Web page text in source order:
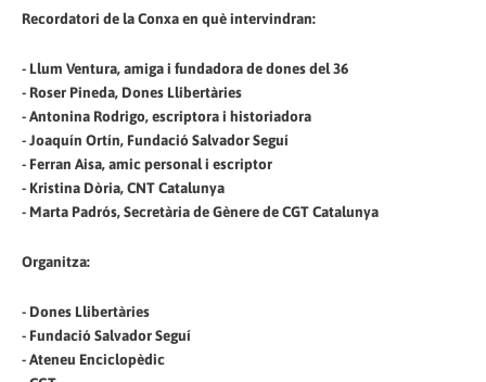
Recordatori de la Conxa en què intervindran:
- Llum Ventura, amiga i fundadora de dones del 36
- Roser Pineda, Dones Llibertàries
- Antonina Rodrigo, escriptora i historiadora
- Joaquín Ortín, Fundació Salvador Seguí
- Ferran Aisa, amic personal i escriptor
- Kristina Dòria, CNT Catalunya
- Marta Padrós, Secretària de Gènere de CGT Catalunya
Organitza:
- Dones Llibertàries
- Fundació Salvador Seguí
- Ateneu Enciclopèdic